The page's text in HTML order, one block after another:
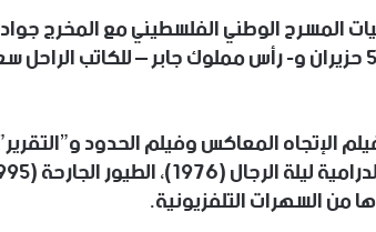
المسرح الوطني الفلسطيني مع المخرج جواد
الأسدي”. وفي مسرحية “حفلة سمر من أجل 5 حزيران و- رأس مملوك جابر – للكاتب
الإتجاه المعاكس وفيلم الحدود